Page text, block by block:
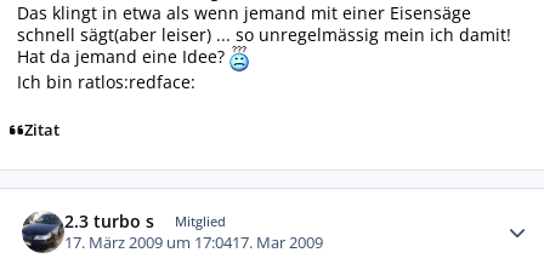
Das klingt in etwa als wenn jemand mit einer Eisensäge
schnell sägt(aber leiser) ... so unregelmässig mein ich damit!
Hat da jemand eine Idee?
Ich bin ratlos:redface:
Zitat
2.3 turbo s Mitglied
17. März 2009 um 17:0417. Mar 2009